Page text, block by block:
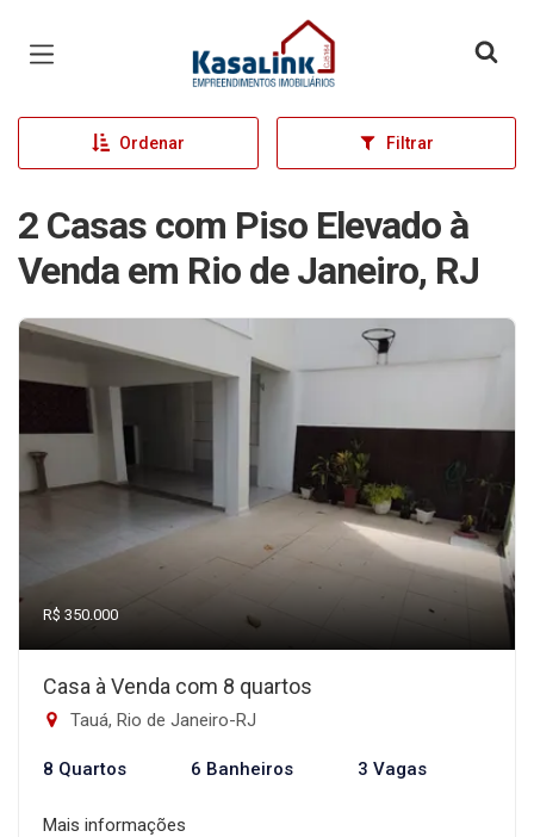
Página inicial
Ordenar Filtrar
2 Casas com Piso Elevado à
Venda em Rio de Janeiro, RJ
R$ 350.000
Casa à Venda com 8 quartos
Tauá, Rio de Janeiro-RJ
8 Quartos 6 Banheiros 3 Vagas
Mais informações